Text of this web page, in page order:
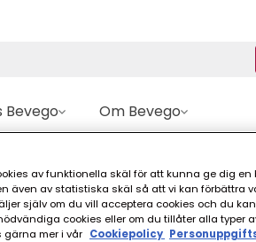
Bevego Om Bevego
av funktionella skäl för att kunna ge dig
även av statistiska skäl så att vi kan förbättra
själv om du vill acceptera cookies och du
cookies eller om du tillåter alla typer
gärna mer i vår Cookiepolicy